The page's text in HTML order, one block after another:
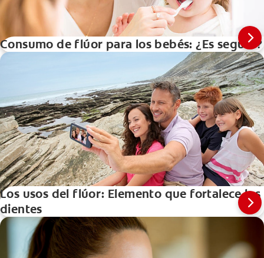
Consumo de flúor para los bebés: ¿Es seguro?
Los usos del flúor: Elemento que fortalece los
dientes